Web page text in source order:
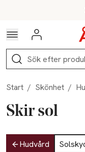
Hoppa till För
Logga in
Sök
Start / Skönhet /
Skir sol
Hoppa till
Hudvård